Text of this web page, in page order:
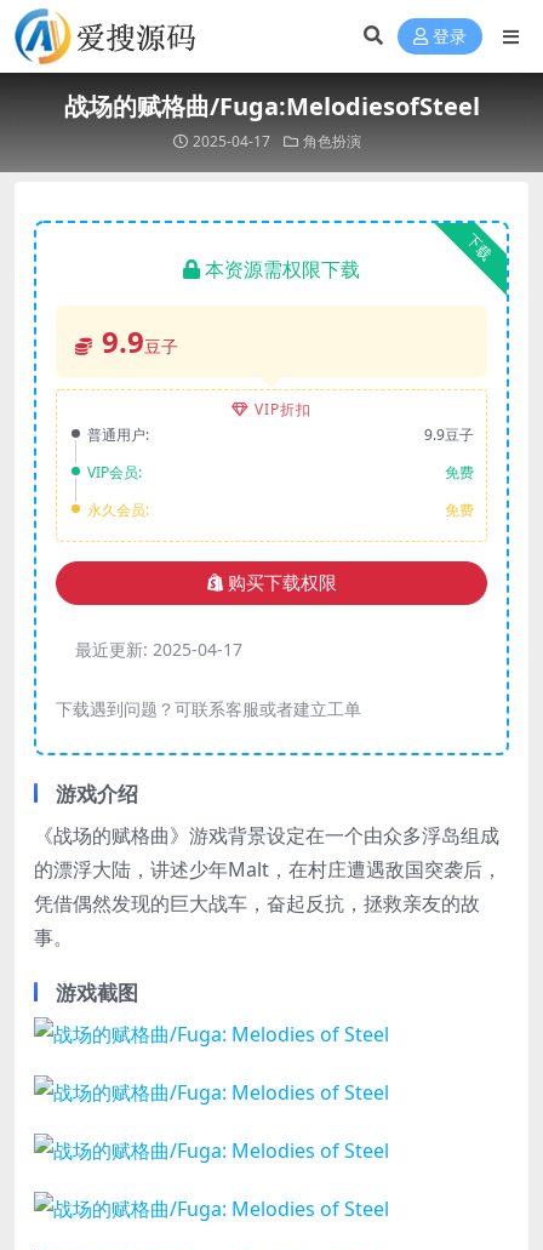
登录
战场的赋格曲/Fuga:MelodiesofSteel
2025-04-17 角色扮演
下载
本资源需权限下载
9.9豆子
VIP折扣
普通用户:
9.9豆子
VIP会员:
免费
永久会员:
免费
购买下载权限
最近更新: 2025-04-17
下载遇到问题？可联系客服或者建立工单
游戏介绍
《战场的赋格曲》游戏背景设定在一个由众多浮岛组成
的漂浮大陆，讲述少年Malt，在村庄遭遇敌国突袭后，
凭借偶然发现的巨大战车，奋起反抗，拯救亲友的故
事。
游戏截图